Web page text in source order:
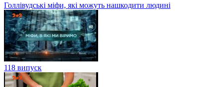
Голлівудські міфи, які можуть нашкодити людині
118 випуск